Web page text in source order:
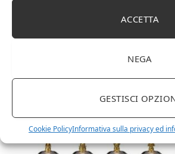
ACCETTA
NEGA
GESTISCI
Cookie PolicyInformativa sulla privacy ed
DOT Horeca Solutions 1000
usa e getta bicchiere riciclabili